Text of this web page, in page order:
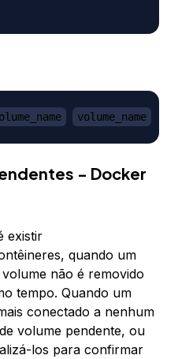
volume_name
- Docker
existir
quando um
não é removido
tempo. Quando um
conectado a nenhum
volume pendente, ou
los para confirmar